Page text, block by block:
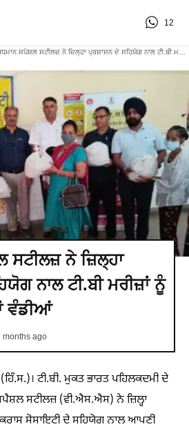
12
ਸਟੀਲਜ਼ ਨੇ ਜ਼ਿਲ੍ਹਾ
ਨਾਲ ਟੀ.ਬੀ ਮਰੀਜ਼ਾਂ ਨੂੰ
ਵੰਡੀਆਂ
months ago
ਟੀ.ਬੀ. ਮੁਕਤ ਭਾਰਤ ਪਹਿਲਕਦਮੀ ਦੇ
ਸਟੀਲਜ਼ (ਵੀ.ਐਸ.ਐਸ) ਨੇ ਜ਼ਿਲ੍ਹਾ
ਸੋਸਾਇਟੀ ਦੇ ਸਹਿਯੋਗ ਨਾਲ ਆਪਣੀ